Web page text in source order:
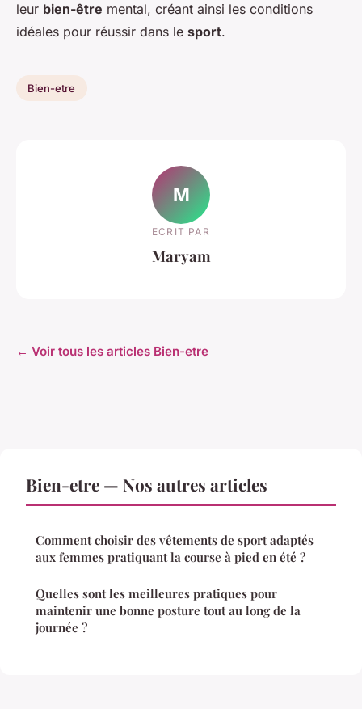
leur bien-être mental, créant ainsi les conditions
idéales pour réussir dans le sport.
Bien-etre
M
ECRIT PAR
Maryam
← Voir tous les articles Bien-etre
Bien-etre — Nos autres articles
Comment choisir des vêtements de sport adaptés
aux femmes pratiquant la course à pied en été ?
Quelles sont les meilleures pratiques pour
maintenir une bonne posture tout au long de la
journée ?